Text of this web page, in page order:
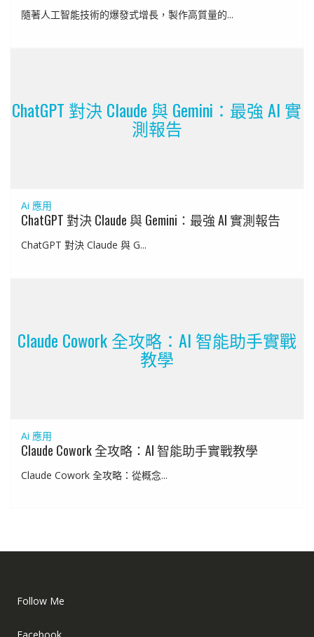
隨著人工智能技術的爆發式增長，製作高質量的...
ChatGPT 對決 Claude 與 Gemini：最強 AI 實
測報告
Ai 應用
ChatGPT 對決 Claude 與 Gemini：最強 AI 實測報告
ChatGPT 對決 Claude 與 G...
Claude Cowork 全攻略：AI 智能助手實戰
教學
Ai 應用
Claude Cowork 全攻略：AI 智能助手實戰教學
Claude Cowork 全攻略：從概念...
Follow Me